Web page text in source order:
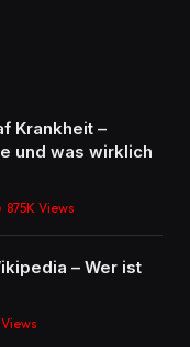
Krankheit –
und was wirklich
875K Views
– Wer ist
Views